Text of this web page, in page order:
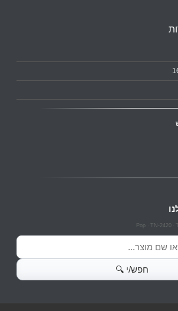
TN-2420
Pop
חפש/י 🔍